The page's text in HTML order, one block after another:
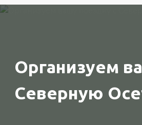
Организуем
Северную